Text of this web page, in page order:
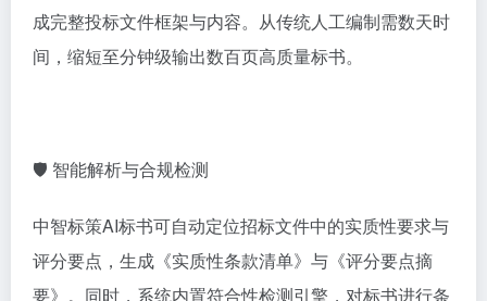
成完整投标文件框架与内容。从传统人工编制需数天时
间，缩短至分钟级输出数百页高质量标书。
🛡 智能解析与合规检测
中智标策AI标书可自动定位招标文件中的实质性要求与
评分要点，生成《实质性条款清单》与《评分要点摘
要》。同时，系统内置符合性检测引擎，对标书进行条